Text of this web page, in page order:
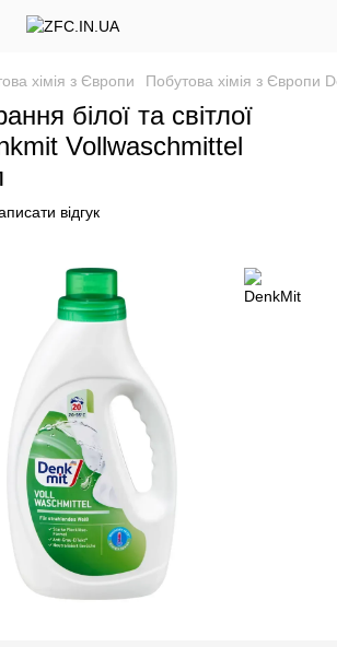
хімія з Європи Побутова хімія з Європи
білої та світлої
Vollwaschmittel
відгук